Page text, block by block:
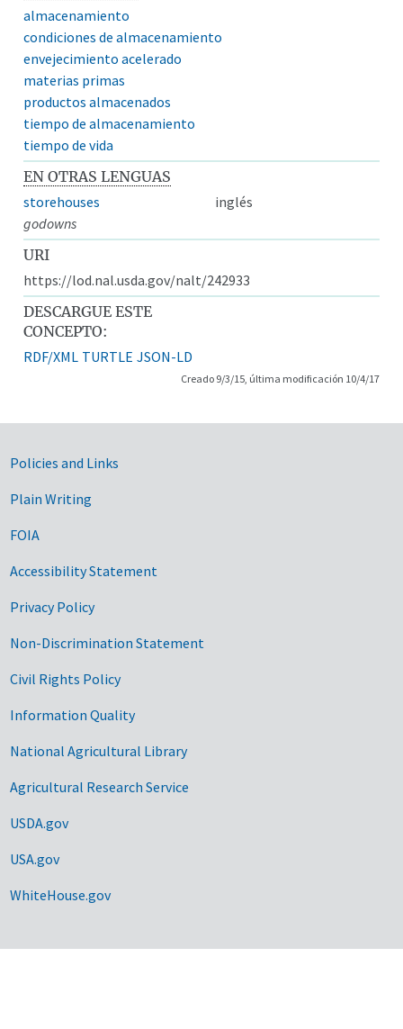
almacenamiento
condiciones de almacenamiento
envejecimiento acelerado
materias primas
productos almacenados
tiempo de almacenamiento
tiempo de vida
EN OTRAS LENGUAS
storehouses
inglés
godowns
URI
https://lod.nal.usda.gov/nalt/242933
DESCARGUE ESTE
CONCEPTO:
RDF/XML TURTLE JSON-LD
Creado 9/3/15, última modificación 10/4/17
Government Links
Policies and Links
Plain Writing
FOIA
Accessibility Statement
Privacy Policy
Non-Discrimination Statement
Civil Rights Policy
Information Quality
National Agricultural Library
Agricultural Research Service
USDA.gov
USA.gov
WhiteHouse.gov